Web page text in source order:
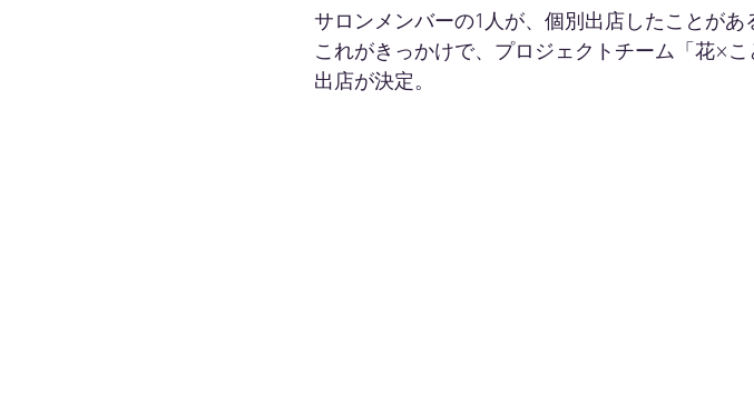
サロンメンバーの1人が、個別出店したことがあ
これがきっかけで、プロジェクトチーム「花×
出店が決定。